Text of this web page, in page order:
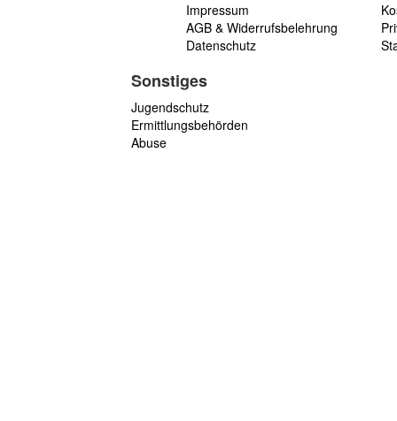
Impressum
AGB & Widerrufsbelehrung
Datenschutz
Sonstiges
Jugendschutz
Ermittlungsbehörden
Abuse